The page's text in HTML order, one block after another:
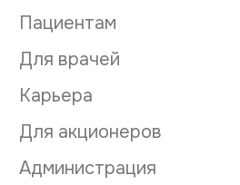
Пациентам
Для врачей
Карьера
Для акционеров
Администрация